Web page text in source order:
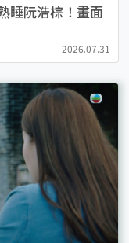
睡阮浩棕！畫面
2026.07.31